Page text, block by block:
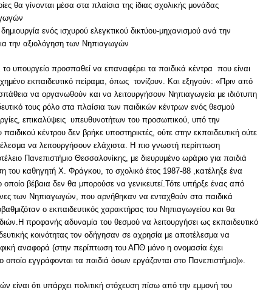
θα γίνονται μέσα στα πλαίσια της ίδιας σχολικής μονάδας
ενός ισχυρού ελεγκτικού δικτύου-μηχανισμού ανά την
την αξιολόγηση των Νηπιαγωγών
υπουργείο προσπαθεί να επαναφέρει τα παιδικά κέντρα που είναι
εκπαιδευτικό πείραμα, όπως τονίζουν. Και εξηγούν: «Πριν από
να οργανωθούν και να λειτουργήσουν Νηπιαγωγεία με ιδιότυπη
τους ρόλο στα πλαίσια των παιδικών κέντρων ενός θεσμού
επικαλύψεις υπευθυνοτήτων του προσωπικού, υπό την
κέντρου δεν βρήκε υποστηρικτές, ούτε στην εκπαιδευτική ούτε
να λειτουργήσουν ελάχιστα. Η πιο γνωστή περίπτωση
Πανεπιστήμιο Θεσσαλονίκης, με διευρυμένο ωράριο για παιδιά
καθηγητή Χ. Φράγκου, το σχολικό έτος 1987-88 ,κατέληξε ένα
οποίο βέβαια δεν θα μπορούσε να γενικευτεί.Τότε υπήρξε ένας από
των Νηπιαγωγών, που αρνήθηκαν να ενταχθούν στα παιδικά
ο εκπαιδευτικός χαρακτήρας του Νηπιαγωγείου και θα
προφανής αδυναμία του θεσμού να λειτουργήσει ως εκπαιδευτικό
κοινότητας τον οδήγησαν σε αχρησία με αποτέλεσμα να
αναφορά (στην περίπτωση του ΑΠΘ μόνο η ονομασία έχει
οποίο εγγράφονται τα παιδιά όσων εργάζονται στο Πανεπιστήμιο)».
είναι ότι υπάρχει πολιτική στόχευση πίσω από την εμμονή του